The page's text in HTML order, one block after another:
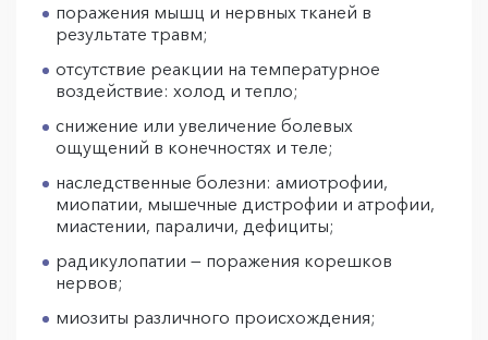
поражения мышц и нервных тканей в
результате травм;
отсутствие реакции на температурное
воздействие: холод и тепло;
снижение или увеличение болевых
ощущений в конечностях и теле;
наследственные болезни: амиотрофии,
миопатии, мышечные дистрофии и атрофии,
миастении, параличи, дефициты;
радикулопатии — поражения корешков
нервов;
миозиты различного происхождения;